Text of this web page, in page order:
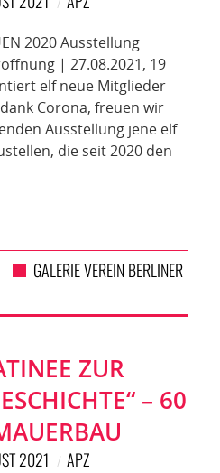
2020 Ausstellung
| 27.08.2021, 19
elf neue Mitglieder
Corona, freuen wir
Ausstellung jene elf
die seit 2020 den
GALERIE VEREIN BERLINER
ZUR
– 60
2021 APZ